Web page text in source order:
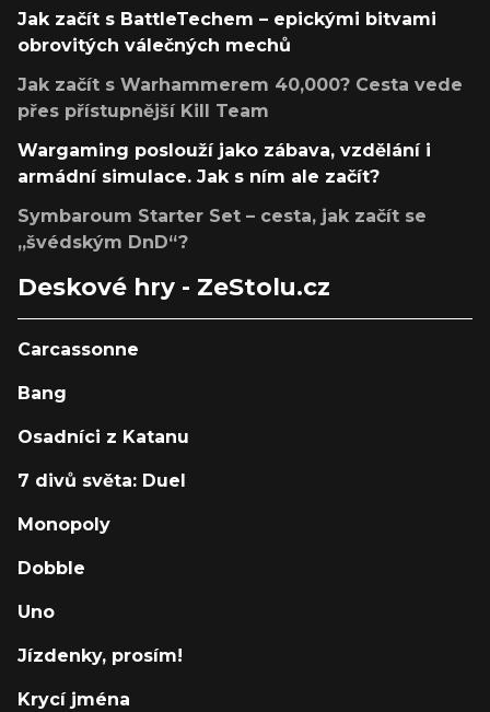
Jak začít s BattleTechem – epickými bitvami
obrovitých válečných mechů
Jak začít s Warhammerem 40,000? Cesta vede
přes přístupnější Kill Team
Wargaming poslouží jako zábava, vzdělání i
armádní simulace. Jak s ním ale začít?
Symbaroum Starter Set – cesta, jak začít se
„švédským DnD“?
Deskové hry - ZeStolu.cz
Carcassonne
Bang
Osadníci z Katanu
7 divů světa: Duel
Monopoly
Dobble
Uno
Jízdenky, prosím!
Krycí jména